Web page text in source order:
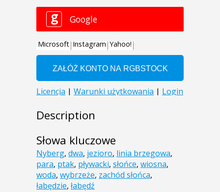
Description
Słowa kluczowe
Nyberg, dwa, jezioro, linia brzegowa,
para, ptak, pływacki, słońce, wiosna,
woda, wybrzeże, zachód słońca,
łabędzie, łabędź